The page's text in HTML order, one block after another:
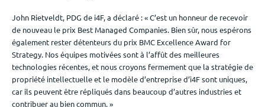
John Rietveldt, PDG de i4F, a déclaré : « C’est un honneur de recevoir
de nouveau le prix Best Managed Companies. Bien sûr, nous espérons
également rester détenteurs du prix BMC Excellence Award for
Strategy. Nos équipes motivées sont à l’affût des meilleures
technologies récentes, et nous croyons fermement que la stratégie de
propriété intellectuelle et le modèle d’entreprise d’i4F sont uniques,
car ils peuvent être répliqués dans beaucoup d’autres industries et
contribuer au bien commun. »